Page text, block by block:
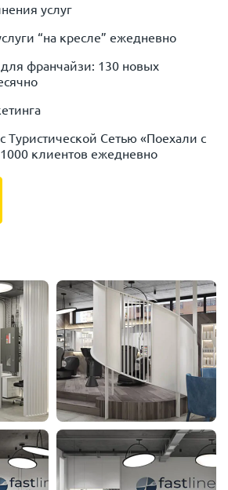
услуг
“на кресле” ежедневно
франчайзи: 130 новых
Туристической Сетью «Поехали с
клиентов ежедневно